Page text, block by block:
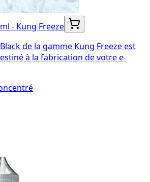
- Kung Freeze
de la gamme Kung Freeze est
à la fabrication de votre e-